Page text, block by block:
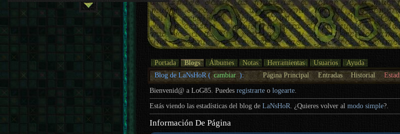
Portada Blogs Álbumes Notas Herramientas Usuarios
Ayuda
Blog de LaNsHoR ( cambiar ): Página Principal Entradas Historial
Bienvenid@ a LoG85. Puedesregistrarte ologearte.
Estás viendo las estadísticas del blog deLaNsHoR . ¿Quieres volver almodo simple?.
Información De Página